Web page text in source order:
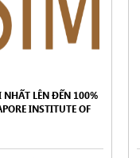
NHẤT LÊN ĐẾN 100%
INSTITUTE OF